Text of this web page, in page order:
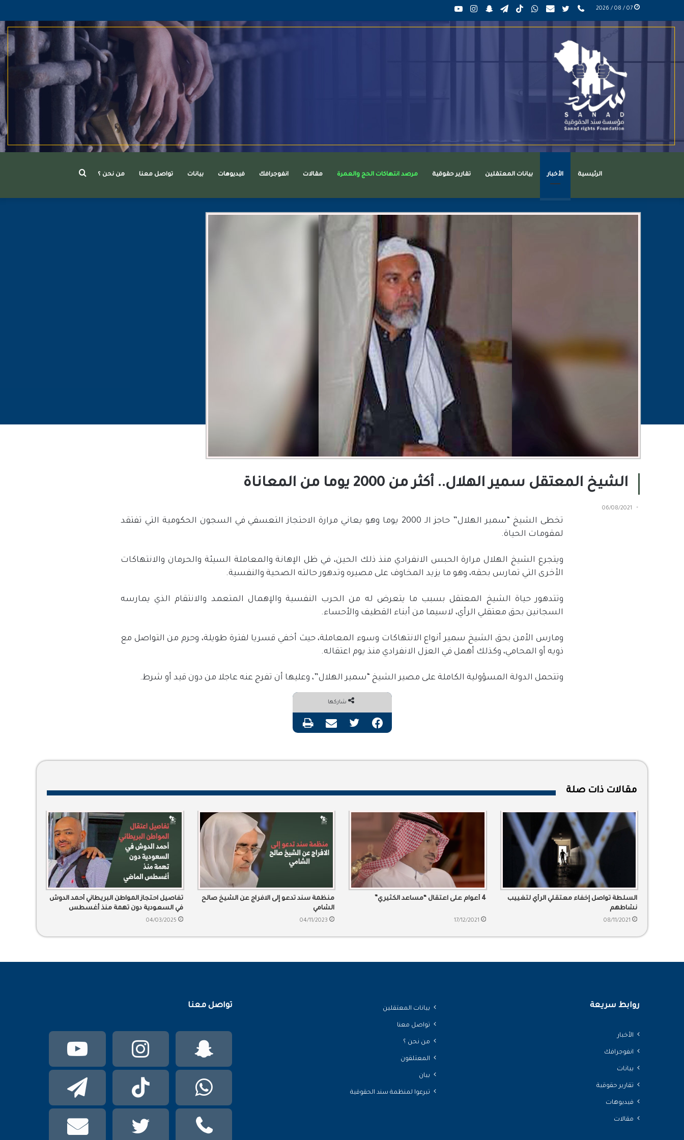
انستقرام سناب
تشات
تيلقرامTikTokواتساب mail تويتر
عربي
phone
الرئيسية الأخبار بيانات المعتقلين تقارير حقوقية مرصد انتهاكات الحج والعمرة مقالات انفوجرافك فيديوهات بيانات تواصل معنا من نحن ؟
الشيخ المعتقل سمير الهلال.. أكثر من 2000 يوما من المعاناة
06/08/2021
تخطى الشيخ “سمير الهلال” حاجز الـ 2000 يوما وهو يعاني مرارة الاحتجاز التعسفي في السجون الحكومية التي تفتقد
لمقومات الحياة.
ويتجرع الشيخ الهلال مرارة الحبس الانفرادي منذ ذلك الحين، في ظل الإهانة والمعاملة السيئة والحرمان والانتهاكات
الأخرى التي تمارس بحقه، وهو ما يزيد المخاوف على مصيره وتدهور حالته الصحية والنفسية.
وتتدهور حياة الشيخ المعتقل بسبب ما يتعرض له من الحرب النفسية والإهمال المتعمد والانتقام الذي يمارسه
السجانين بحق معتقلي الرأي، لاسيما من أبناء القطيف والأحساء.
ومارس الأمن بحق الشيخ سمير أنواع الانتهاكات وسوء المعاملة، حيث أخفي قسريا لفترة طويلة، وحرم من التواصل مع
ذويه أو المحامي، وكذلك أهمل في العزل الانفرادي منذ يوم اعتقاله.
وتتحمل الدولة المسؤولية الكاملة على مصير الشيخ “سمير الهلال”، وعليها أن تفرج عنه عاجلا من دون قيد أو شرط.
شاركها
فيسبوك تويتر مشاركة عبر البريد طباعة
مقالات ذات صلة
السلطة تواصل إخفاء معتقلي الرأي لتغييب
نشاطهم
08/11/2021
4 أعوام على اعتقال “مساعد الكثيري”
17/12/2021
منظمة سند تدعو إلى الافراج عن الشيخ صالح
الشامي
04/11/2023
تفاصيل احتجاز المواطن البريطاني أحمد الدوش
في السعودية دون تهمة منذ أغسطس
الماضي
04/03/2025
روابط سريعة
الأخبار
انفوجرافك
بيانات
تقارير حقوقية
فيديوهات
مقالات
بيانات المعتقلين
تواصل معنا
من نحن ؟
المعتلقون
بيان
تبرعوا لمنظمة سند الحقوقية
تواصل معنا
يوتيوبانستقرام سناب
تشات
تيلقرام TikTok واتساب
mail
phone